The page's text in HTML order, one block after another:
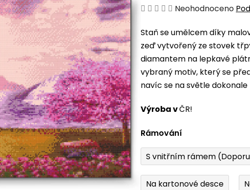
Průměrné
produktu
je
0,0
z
5
Neohodnoceno
Staň se umělcem díky
zeď vytvořený ze stovek
diamantem na lepkavé
vybraný motiv, který se
navíc se na světle
Výroba vČR!
Rámování
S vnitřním rámem
Na kartonové desce